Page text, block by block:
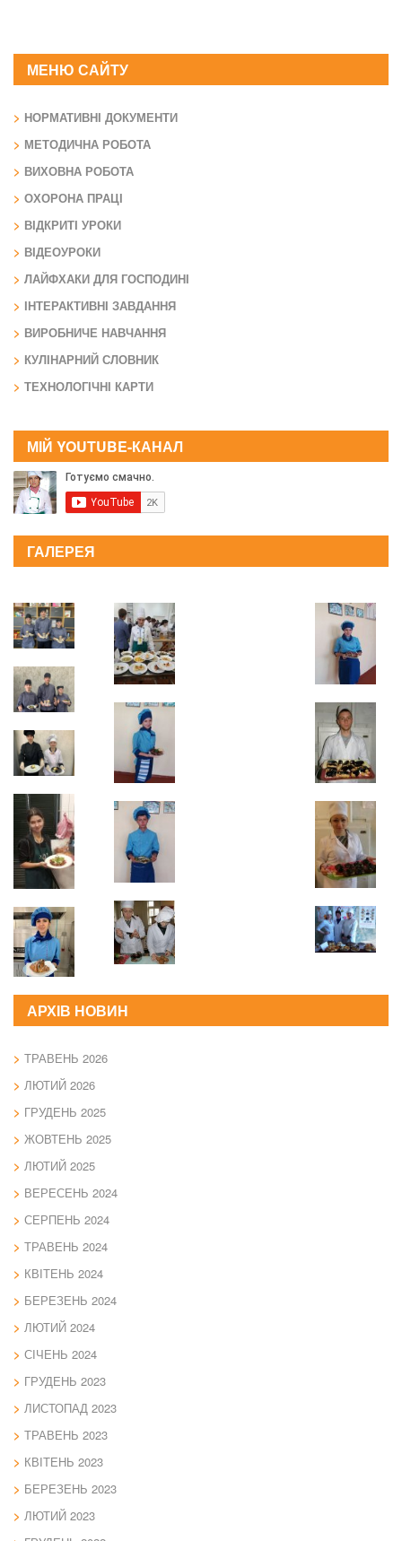
МЕНЮ САЙТУ
НОРМАТИВНІ ДОКУМЕНТИ
МЕТОДИЧНА РОБОТА
ВИХОВНА РОБОТА
ОХОРОНА ПРАЦІ
ВІДКРИТІ УРОКИ
ВІДЕОУРОКИ
ЛАЙФХАКИ ДЛЯ ГОСПОДИНІ
ІНТЕРАКТИВНІ ЗАВДАННЯ
ВИРОБНИЧЕ НАВЧАННЯ
КУЛІНАРНИЙ СЛОВНИК
ТЕХНОЛОГІЧНІ КАРТИ
МІЙ YOUTUBE-КАНАЛ
ГАЛЕРЕЯ
АРХІВ НОВИН
ТРАВЕНЬ 2026
ЛЮТИЙ 2026
ГРУДЕНЬ 2025
ЖОВТЕНЬ 2025
ЛЮТИЙ 2025
ВЕРЕСЕНЬ 2024
СЕРПЕНЬ 2024
ТРАВЕНЬ 2024
КВІТЕНЬ 2024
БЕРЕЗЕНЬ 2024
ЛЮТИЙ 2024
СІЧЕНЬ 2024
ГРУДЕНЬ 2023
ЛИСТОПАД 2023
ТРАВЕНЬ 2023
КВІТЕНЬ 2023
БЕРЕЗЕНЬ 2023
ЛЮТИЙ 2023